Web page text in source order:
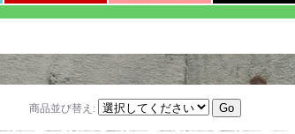
商品並び替え :